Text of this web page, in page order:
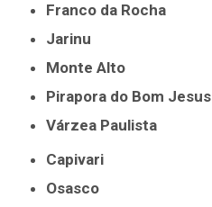
Franco da Rocha
Jarinu
Monte Alto
Pirapora do Bom Jesus
Várzea Paulista
Capivari
Osasco